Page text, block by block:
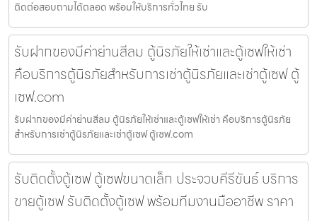
ติดต่อสอบถามได้ตลอด พร้อมให้บริการทั่วไทย รับ
รับฝากของมีค่าย่านสีลม ตู้นิรภัยให้เช่าและตู้เซฟให้เช่า
คือบริการตู้นิรภัยสำหรับการเช่าตู้นิรภัยและเช่าตู้เซฟ ตู้
เซฟ.com
รับฝากของมีค่าย่านสีลม ตู้นิรภัยให้เช่าและตู้เซฟให้เช่า คือบริการตู้นิรภัย
สำหรับการเช่าตู้นิรภัยและเช่าตู้เซฟ ตู้เซฟ.com
รับติดตั้งตู้เซฟ ตู้เซฟขนาดเล็ก ประจวบคีรีขันธ์ บริการ
ขายตู้เซฟ รับติดตั้งตู้เซฟ พร้อมทีมงานมืออาชีพ ราคา